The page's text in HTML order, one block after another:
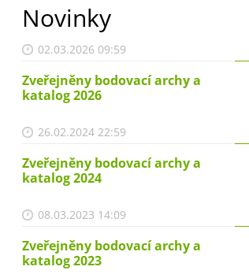
Novinky
02.03.2026 09:59
Zveřejněny bodovací archy a
katalog 2026
26.02.2024 22:59
Zveřejněny bodovací archy a
katalog 2024
08.03.2023 14:09
Zveřejněny bodovací archy a
katalog 2023